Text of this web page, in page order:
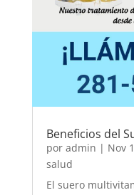
Beneficios del
por admin | Nov
salud
El suero